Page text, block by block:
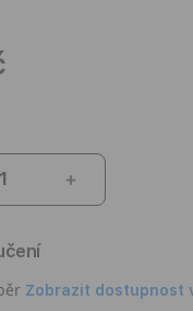
Zvýšit
množství
pro
Zobrazit dostupnost